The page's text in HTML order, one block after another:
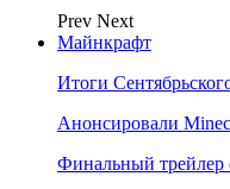
Prev Next
Майнкрафт
Итоги
Анонсировали
Финальный